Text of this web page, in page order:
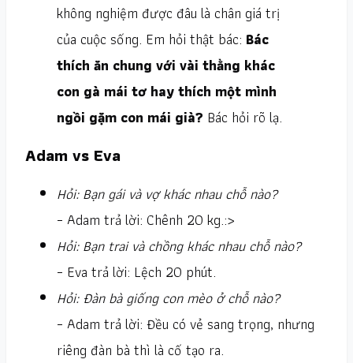
không nghiệm được đâu là chân giá trị
của cuộc sống. Em hỏi thật bác: Bác
thích ăn chung với vài thằng khác
con gà mái tơ hay thích một mình
ngồi gặm con mái già? Bác hỏi rõ lạ.
Adam vs Eva
Hỏi: Bạn gái và vợ khác nhau chỗ nào?
– Adam trả lời: Chênh 20 kg.:>
Hỏi: Bạn trai và chồng khác nhau chỗ nào?
– Eva trả lời: Lệch 20 phút.
Hỏi: Đàn bà giống con mèo ở chỗ nào?
– Adam trả lời: Đều có vẻ sang trọng, nhưng
riêng đàn bà thì là cố tạo ra.